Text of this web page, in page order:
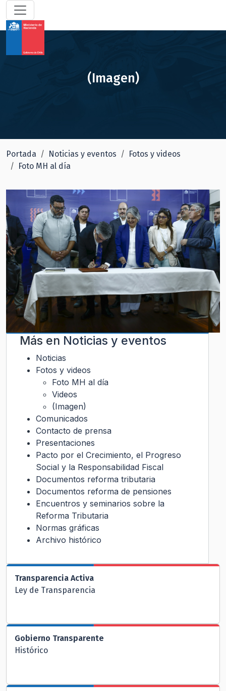
(Imagen)
Portada Noticias y eventos
Fotos y videos
Foto MH al día
Más en Noticias y eventos
Noticias
Fotos y videos
Foto MH al día
Videos
(Imagen)
Comunicados
Contacto de prensa
Presentaciones
Pacto por el Crecimiento, el Progreso
Social y la Responsabilidad Fiscal
Documentos reforma tributaria
Documentos reforma de pensiones
Encuentros y seminarios sobre la
Reforma Tributaria
Normas gráficas
Archivo histórico
Transparencia Activa
Ley de Transparencia
Gobierno Transparente
Histórico